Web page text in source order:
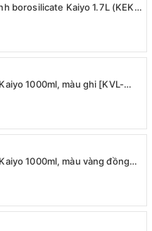
borosilicate Kaiyo 1.7L (KEK-
1000ml, màu ghi [KVL-
1000ml, màu vàng đồng